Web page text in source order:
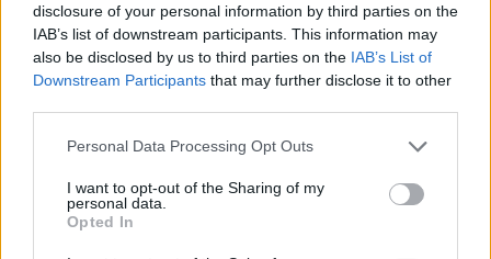
disclosure of your personal information by third parties on the
IAB’s list of downstream participants. This information may
also be disclosed by us to third parties on the IAB’s List of
Downstream Participants that may further disclose it to other
Personal Data Processing Opt Outs
I want to opt-out of the Sharing of my
personal data.
Opted In
Tags:
Meshkujt më të gjatë se 1.75
meshkutj e
gjate shendeti